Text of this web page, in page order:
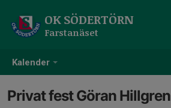
Kalender
OK SÖDERTÖRN
Farstanäset
Privat fest Göran Hillgren